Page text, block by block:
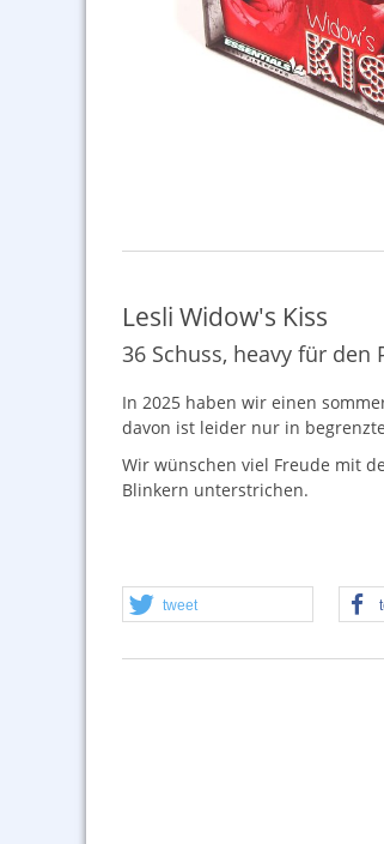
Lesli Widow's Kiss
36 Schuss, heavy für den
In 2025 haben wir einen
davon ist leider nur in
Wir wünschen viel Freude mit
Blinkern unterstrichen.
tweet